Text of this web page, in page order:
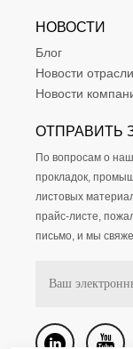
НОВОСТИ
Блог
Новости отрасли
Новости
ОТПРАВИТЬ
По вопросам о
прокладок,
листовых
прайс-листе,
письмо, и мы